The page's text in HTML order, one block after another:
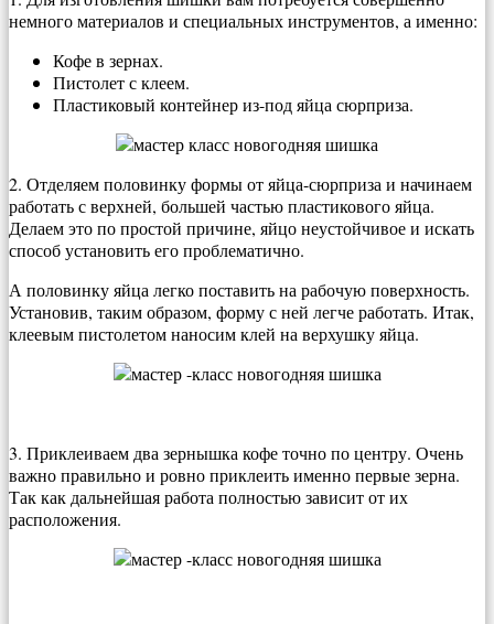
немного материалов и специальных инструментов, а именно:
Кофе в зернах.
Пистолет с клеем.
Пластиковый контейнер из-под яйца сюрприза.
2. Отделяем половинку формы от яйца-сюрприза и начинаем
работать с верхней, большей частью пластикового яйца.
Делаем это по простой причине, яйцо неустойчивое и искать
способ установить его проблематично.
А половинку яйца легко поставить на рабочую поверхность.
Установив, таким образом, форму с ней легче работать. Итак,
клеевым пистолетом наносим клей на верхушку яйца.
3. Приклеиваем два зернышка кофе точно по центру. Очень
важно правильно и ровно приклеить именно первые зерна.
Так как дальнейшая работа полностью зависит от их
расположения.